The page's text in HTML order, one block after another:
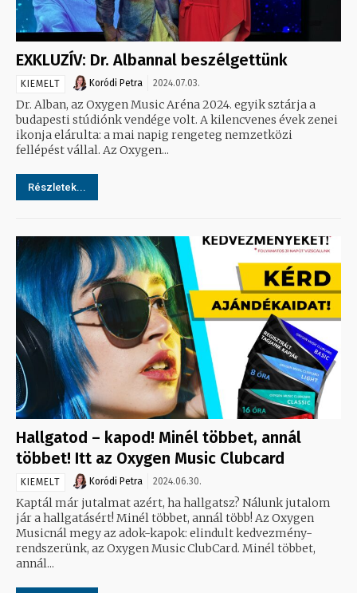
EXKLUZÍV: Dr. Albannal beszélgettünk
KIEMELT Koródi Petra 2024.07.03.
Dr. Alban, az Oxygen Music Aréna 2024. egyik sztárja a
budapesti stúdiónk vendége volt. A kilencvenes évek zenei
ikonja elárulta: a mai napig rengeteg nemzetközi
fellépést vállal. Az Oxygen...
Részletek...
Hallgatod – kapod! Minél többet, annál
többet! Itt az Oxygen Music Clubcard
KIEMELT Koródi Petra 2024.06.30.
Kaptál már jutalmat azért, ha hallgatsz? Nálunk jutalom
jár a hallgatásért! Minél többet, annál több! Az Oxygen
Musicnál megy az adok-kapok: elindult kedvezmény-
rendszerünk, az Oxygen Music ClubCard. Minél többet,
annál...